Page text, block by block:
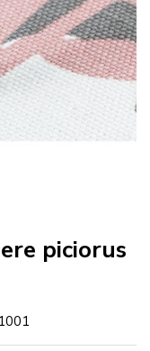
piciorus